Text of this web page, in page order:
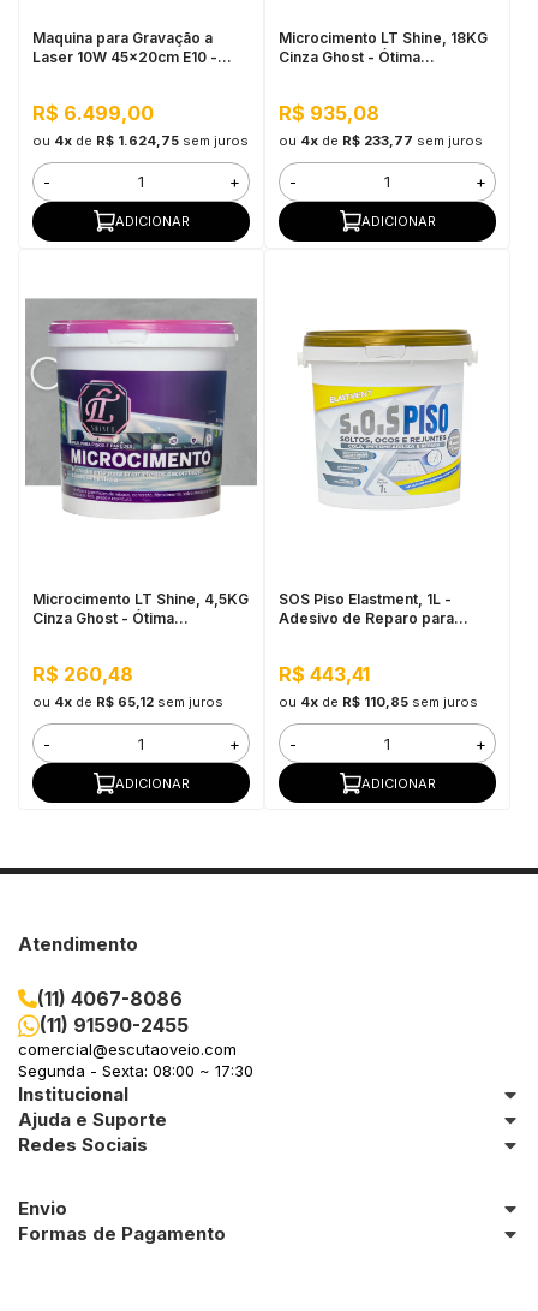
Maquina para Gravação a
Laser 10W 45x20cm E10 -
R$ 6.499,00
ou 4xde R$ 1.624,75 sem juros
- +
ADICIONAR
Microcimento LT Shine, 18KG
Cinza Ghost - Ótima
R$ 935,08
ou 4xde R$ 233,77 sem juros
- +
ADICIONAR
Microcimento LT Shine, 4,5KG
Cinza Ghost - Ótima
R$ 260,48
ou 4xde R$ 65,12 sem juros
- +
ADICIONAR
SOS Piso Elastment, 1L -
Adesivo de Reparo para
R$ 443,41
ou 4xde R$ 110,85 sem juros
- +
ADICIONAR
Atendimento
(11) 4067-8086
(11) 91590-2455
comercial@escutaoveio.com
Segunda - Sexta: 08:00 ~ 17:30
Institucional
Ajuda e Suporte
Redes Sociais
Envio
Formas de Pagamento